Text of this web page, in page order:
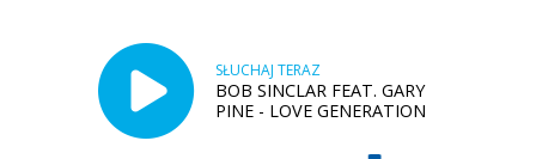
SŁUCHAJ TERAZ
BOB SINCLAR FEAT. GARY
PINE - LOVE GENERATION